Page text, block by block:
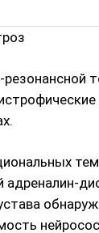
адреналин-